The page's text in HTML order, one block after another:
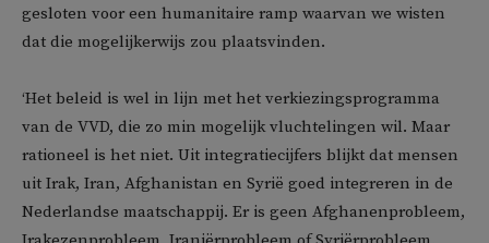
gesloten voor een humanitaire ramp waarvan we wisten
dat die mogelijkerwijs zou plaatsvinden.
‘Het beleid is wel in lijn met het verkiezingsprogramma
van de VVD, die zo min mogelijk vluchtelingen wil. Maar
rationeel is het niet. Uit integratiecijfers blijkt dat mensen
uit Irak, Iran, Afghanistan en Syrië goed integreren in de
Nederlandse maatschappij. Er is geen Afghanenprobleem,